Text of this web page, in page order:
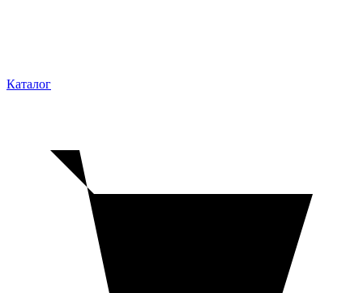
Каталог